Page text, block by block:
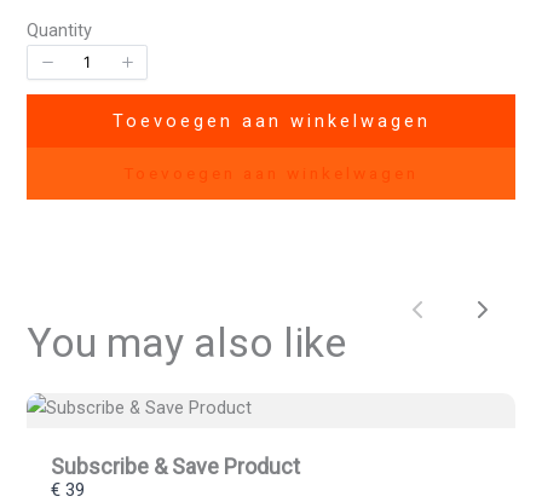
Quantity
Toevoegen aan winkelwagen
Toevoegen aan winkelwagen
You may also like Vorige
Subscribe & Save Product
€ 39
Submit Review